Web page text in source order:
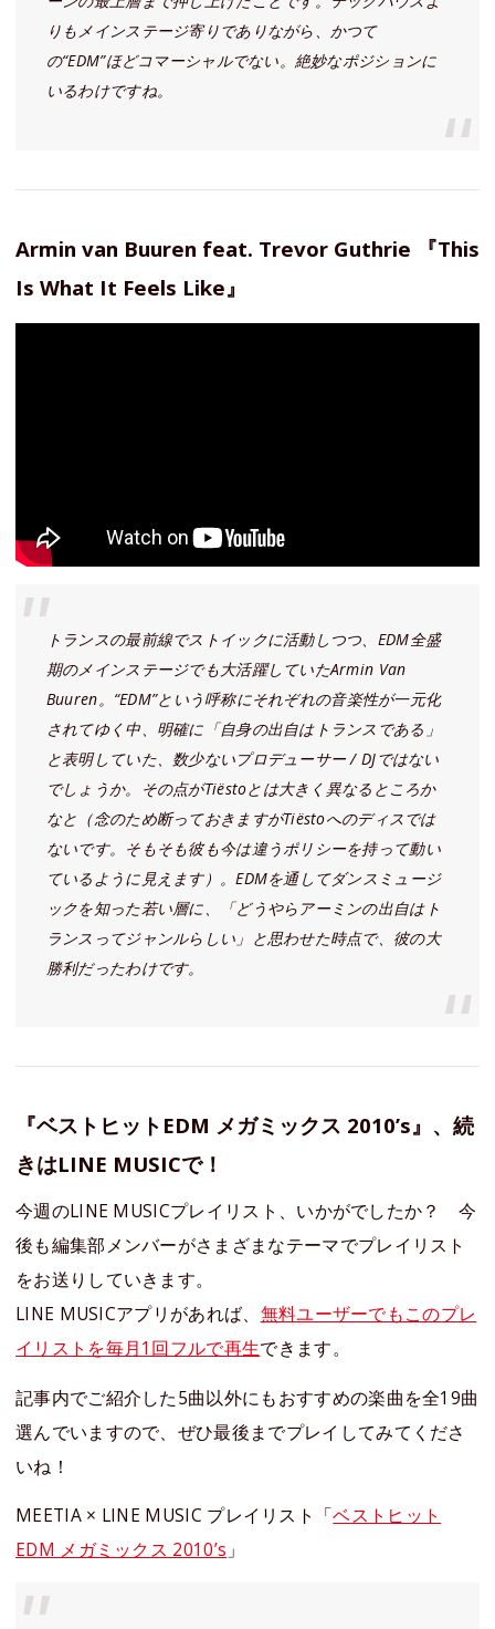
りもメインステージ寄りでありながら、かつて
の“EDM”ほどコマーシャルでない。絶妙なポジションに
いるわけですね。
Armin van Buuren feat. Trevor Guthrie 『This
Is What It Feels Like』
トランスの最前線でストイックに活動しつつ、EDM全盛
期のメインステージでも大活躍していたArmin Van
Buuren。“EDM”という呼称にそれぞれの音楽性が一元化
されてゆく中、明確に「自身の出自はトランスである」
と表明していた、数少ないプロデューサー / DJではない
でしょうか。その点がTiëstoとは大きく異なるところか
なと（念のため断っておきますがTiëstoへのディスでは
ないです。そもそも彼も今は違うポリシーを持って動い
ているように見えます）。EDMを通してダンスミュージ
ックを知った若い層に、「どうやらアーミンの出自はト
ランスってジャンルらしい」と思わせた時点で、彼の大
勝利だったわけです。
『ベストヒットEDM メガミックス 2010’s』、続
きはLINE MUSICで！
今週のLINE MUSICプレイリスト、いかがでしたか？ 今
後も編集部メンバーがさまざまなテーマでプレイリスト
をお送りしていきます。
LINE MUSICアプリがあれば、 無料ユーザーでもこのプレ
イリストを毎月1回フルで再生できます。
記事内でご紹介した5曲以外にもおすすめの楽曲を全19曲
選んでいますので、ぜひ最後までプレイしてみてくださ
いね！
MEETIA × LINE MUSIC プレイリスト「ベストヒット
EDM メガミックス 2010’s」